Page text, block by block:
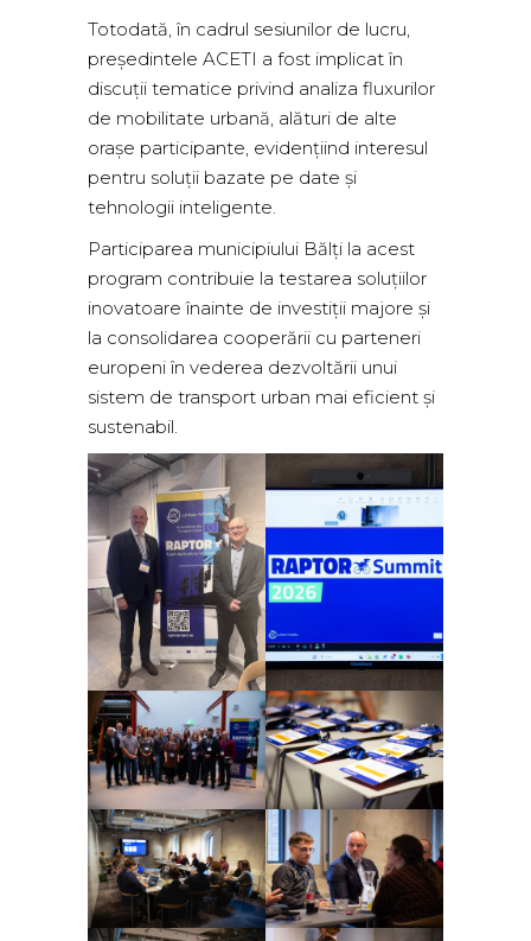
Totodată, în cadrul sesiunilor de lucru,
președintele ACETI a fost implicat în
discuții tematice privind analiza fluxurilor
de mobilitate urbană, alături de alte
orașe participante, evidențiind interesul
pentru soluții bazate pe date și
tehnologii inteligente.
Participarea municipiului Bălți la acest
program contribuie la testarea soluțiilor
inovatoare înainte de investiții majore și
la consolidarea cooperării cu parteneri
europeni în vederea dezvoltării unui
sistem de transport urban mai eficient și
sustenabil.